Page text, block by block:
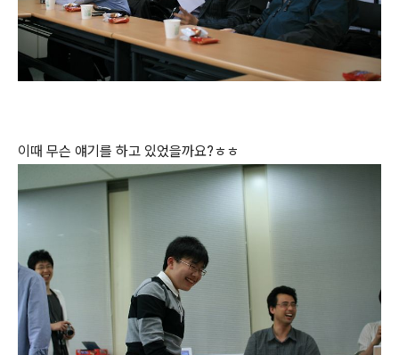
이때 무슨 얘기를 하고 있었을까요?ㅎㅎ